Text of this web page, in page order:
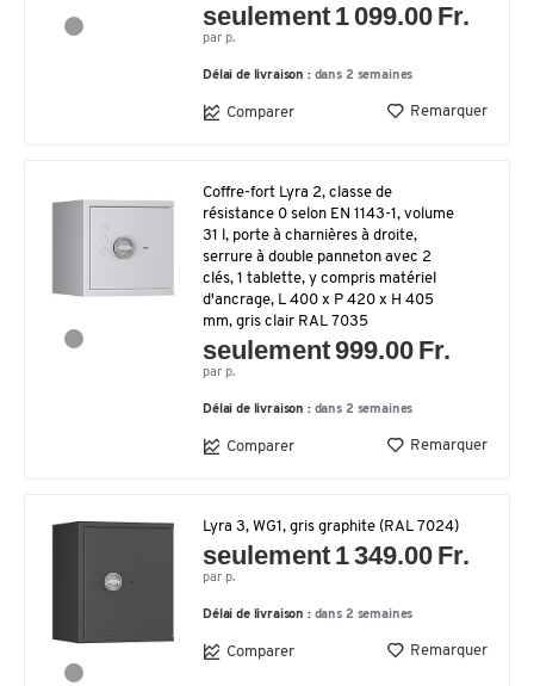
seulement 1 099.00 Fr.
par p.
Délai de livraison : dans 2 semaines
Comparer Remarquer
Coffre-fort Lyra 2, classe de
résistance 0 selon EN 1143-1, volume
31 l, porte à charnières à droite,
serrure à double panneton avec 2
clés, 1 tablette, y compris matériel
d'ancrage, L 400 x P 420 x H 405
mm, gris clair RAL 7035
seulement 999.00 Fr.
par p.
Délai de livraison : dans 2 semaines
Comparer Remarquer
Lyra 3, WG1, gris graphite (RAL 7024)
seulement 1 349.00 Fr.
par p.
Délai de livraison : dans 2 semaines
Comparer Remarquer